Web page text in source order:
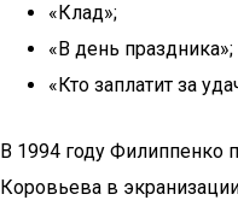
«Клад»;
«В день праздника»;
«Кто заплатит за
В 1994 году Филиппенко
Коровьева в